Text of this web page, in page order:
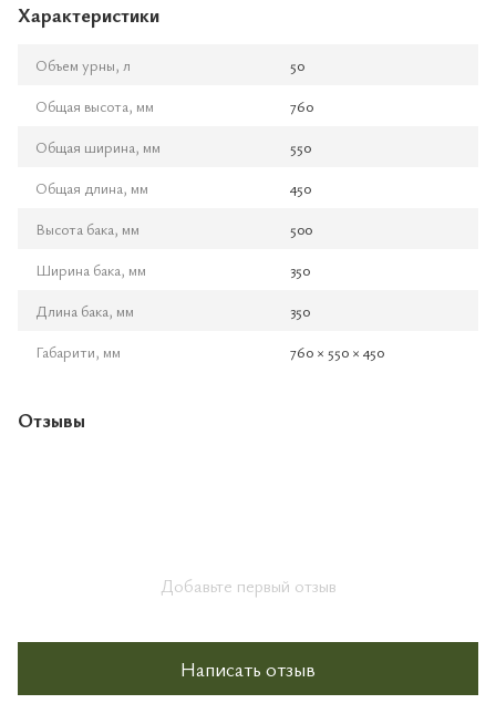
Характеристики
Объем урны, л
50
Общая высота, мм
760
Общая ширина, мм
550
Общая длина, мм
450
Высота бака, мм
500
Ширина бака, мм
350
Длина бака, мм
350
Габарити, мм
760 × 550 × 450
Отзывы
Добавьте первый отзыв
Написать отзыв